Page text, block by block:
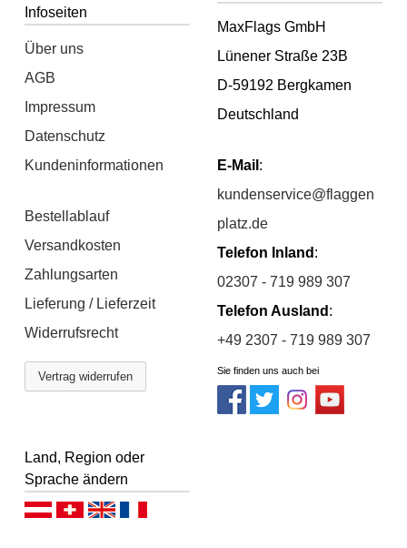
Infoseiten
Über uns
AGB
Impressum
Datenschutz
Kundeninformationen
Bestellablauf
Versandkosten
Zahlungsarten
Lieferung / Lieferzeit
Widerrufsrecht
Vertrag widerrufen
MaxFlags GmbH
Lünener Straße 23B
D-59192 Bergkamen
Deutschland
E-Mail :
kundenservice@flaggen
platz.de
Telefon Inland :
02307 - 719 989 307
Telefon Ausland :
+49 2307 - 719 989 307
Sie finden uns auch bei
Land, Region oder
Sprache ändern
Deutsch (AT)Deutsch (CH)